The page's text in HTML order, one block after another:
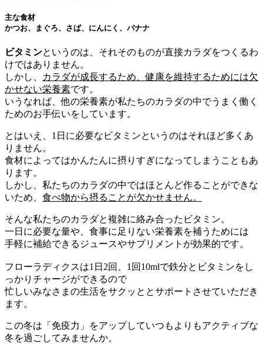
主な食材
かつお、まぐろ、さば、にんにく、バナナ
ビタミンというのは、それそのものが直接カラダをつくるわ
けではありません。
しかし、
カラダが成長するため、健康を維持するためには欠
かせない栄養素です。
いうなれば、他の栄養素が私たちのカラダの中でうまく働く
ためのお手伝いをしています。
とはいえ、1日に必要なビタミンというのはそれほど多くあ
りません。
食材によってはかんたんに摂りすぎになってしまうこともあ
ります。
しかし、私たちのカラダの中ではほとんど作ることができな
いため、 食べ物から摂ることが欠かせません。
そんな私たちのカラダと複雑に絡み合ったビタミン。
一日に必要な量や、食事に足りない栄養素を補うためには
手軽に補給できるジュースやサプリメントが効果的です。
フローラディクスは1日2回、1回10mlで鉄分とビタミンをし
っかりチャージができるので
忙しいみなさまの生活をサクッととサポートさせていただき
ます。
この冬は「免疫力」をアップしていつもよりもアクティブな
冬を過ごしてみませんか。